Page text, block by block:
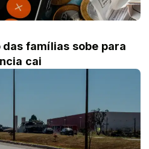
famílias sobe para
cai